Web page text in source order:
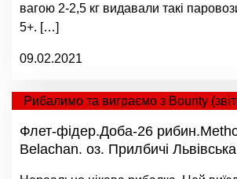
вагою 2-2,5 кг видавали такі
5+. […]
09.02.2021
Рибалимо та виграємо з Bounty
Флет-фідер.Доба-26
Belachan. оз. Прилбичі